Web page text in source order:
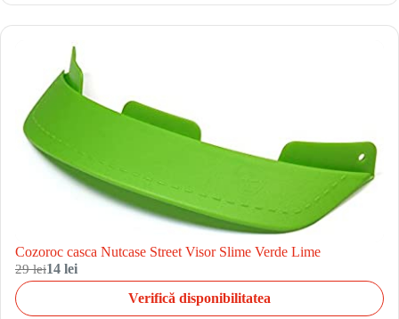
Cozoroc casca Nutcase Street Visor Slime Verde Lime
29 lei14 lei
Verifică disponibilitatea